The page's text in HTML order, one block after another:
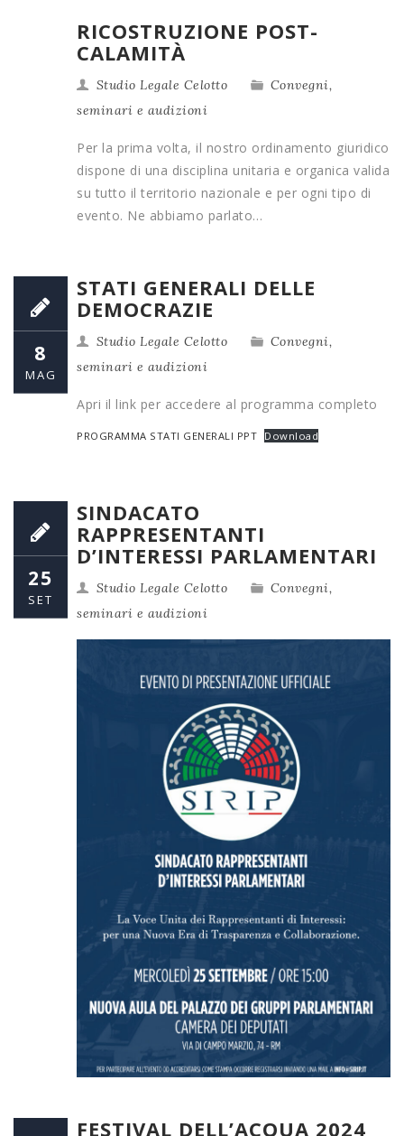
RICOSTRUZIONE POST-
CALAMITÀ
Studio Legale Celotto
Convegni,
seminari e audizioni
Per la prima volta, il nostro ordinamento giuridico
dispone di una disciplina unitaria e organica valida
su tutto il territorio nazionale e per ogni tipo di
evento. Ne abbiamo parlato…
8
MAG
STATI GENERALI DELLE
DEMOCRAZIE
Studio Legale Celotto
Convegni,
seminari e audizioni
Apri il link per accedere al programma completo
PROGRAMMA STATI GENERALI PPT Download
25
SET
SINDACATO
RAPPRESENTANTI
D’INTERESSI PARLAMENTARI
Studio Legale Celotto
Convegni,
seminari e audizioni
FESTIVAL DELL’ACQUA 2024